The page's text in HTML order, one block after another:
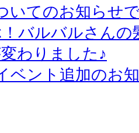
いてのお知らせ
バルバルさん
わりました♪
ベント追加のお